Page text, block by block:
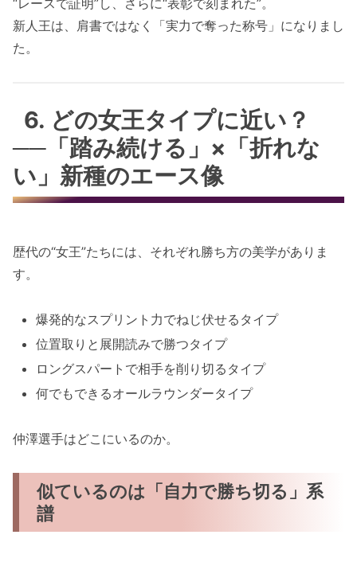
新人王は、肩書ではなく「実力で奪った称号」になりまし
た。
6. どの女王タイプに近い？
──「踏み続ける」×「折れな
い」新種のエース像
歴代の“女王”たちには、それぞれ勝ち方の美学がありま
す。
爆発的なスプリント力でねじ伏せるタイプ
位置取りと展開読みで勝つタイプ
ロングスパートで相手を削り切るタイプ
何でもできるオールラウンダータイプ
仲澤選手はどこにいるのか。
似ているのは「自力で勝ち切る」系
譜